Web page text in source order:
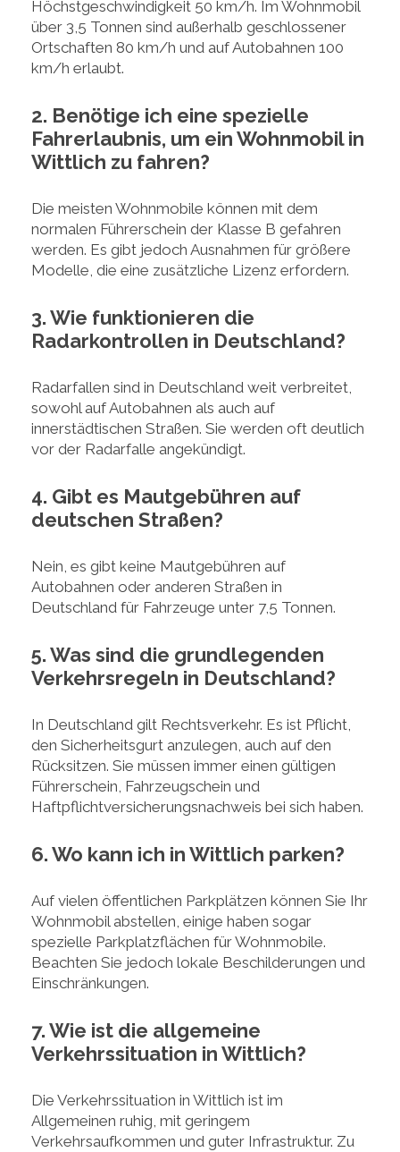
Höchstgeschwindigkeit 50 km/h. Im Wohnmobil
über 3,5 Tonnen sind außerhalb geschlossener
Ortschaften 80 km/h und auf Autobahnen 100
km/h erlaubt.
2. Benötige ich eine spezielle
Fahrerlaubnis, um ein Wohnmobil in
Wittlich zu fahren?
Die meisten Wohnmobile können mit dem
normalen Führerschein der Klasse B gefahren
werden. Es gibt jedoch Ausnahmen für größere
Modelle, die eine zusätzliche Lizenz erfordern.
3. Wie funktionieren die
Radarkontrollen in Deutschland?
Radarfallen sind in Deutschland weit verbreitet,
sowohl auf Autobahnen als auch auf
innerstädtischen Straßen. Sie werden oft deutlich
vor der Radarfalle angekündigt.
4. Gibt es Mautgebühren auf
deutschen Straßen?
Nein, es gibt keine Mautgebühren auf
Autobahnen oder anderen Straßen in
Deutschland für Fahrzeuge unter 7,5 Tonnen.
5. Was sind die grundlegenden
Verkehrsregeln in Deutschland?
In Deutschland gilt Rechtsverkehr. Es ist Pflicht,
den Sicherheitsgurt anzulegen, auch auf den
Rücksitzen. Sie müssen immer einen gültigen
Führerschein, Fahrzeugschein und
Haftpflichtversicherungsnachweis bei sich haben.
6. Wo kann ich in Wittlich parken?
Auf vielen öffentlichen Parkplätzen können Sie Ihr
Wohnmobil abstellen, einige haben sogar
spezielle Parkplatzflächen für Wohnmobile.
Beachten Sie jedoch lokale Beschilderungen und
Einschränkungen.
7. Wie ist die allgemeine
Verkehrssituation in Wittlich?
Die Verkehrssituation in Wittlich ist im
Allgemeinen ruhig, mit geringem
Verkehrsaufkommen und guter Infrastruktur. Zu